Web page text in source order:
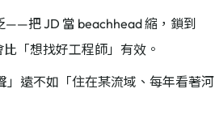
——把 JD 當 beachhead 縮，鎖到
「想找好工程師」有效。
遠不如「住在某流域、每年看著河